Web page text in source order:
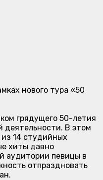
нового тура «50
грядущего 50-летия
деятельности. В этом
14 студийных
хиты давно
аудитории певицы в
отпраздновать